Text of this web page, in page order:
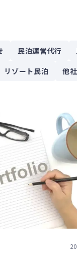
民泊運営代行
リゾート民泊 他